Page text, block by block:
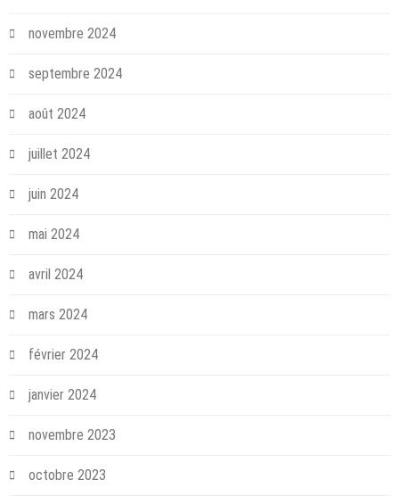
novembre 2024
septembre 2024
août 2024
juillet 2024
juin 2024
mai 2024
avril 2024
mars 2024
février 2024
janvier 2024
novembre 2023
octobre 2023